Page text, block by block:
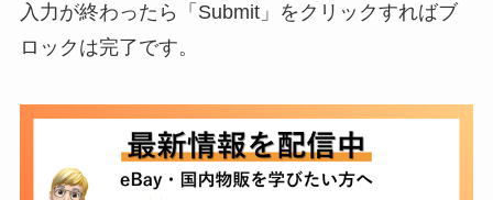
入力が終わったら「Submit」をクリックすればブ
ロックは完了です。